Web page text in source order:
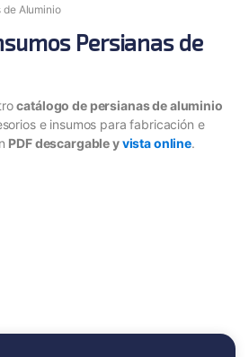
de Aluminio
Persianas de
catálogo de persianas de aluminio
e insumos para fabricación e
PDF descargable yvista online.